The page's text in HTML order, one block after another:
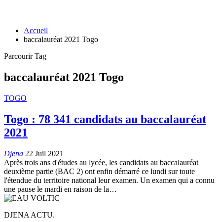
Accueil
baccalauréat 2021 Togo
Parcourir Tag
baccalauréat 2021 Togo
TOGO
Togo : 78 341 candidats au baccalauréat
2021
Djena 22 Juil 2021
Après trois ans d'études au lycée, les candidats au baccalauréat
deuxième partie (BAC 2) ont enfin démarré ce lundi sur toute
l'étendue du territoire national leur examen. Un examen qui a connu
une pause le mardi en raison de la…
DJENA ACTU.